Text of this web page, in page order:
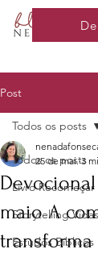
Post
Todos os posts
Livro Recomeçar
Storytelling
Estudos Bíblicos
Todos os posts
maio A
transforma
25 de mai. 3